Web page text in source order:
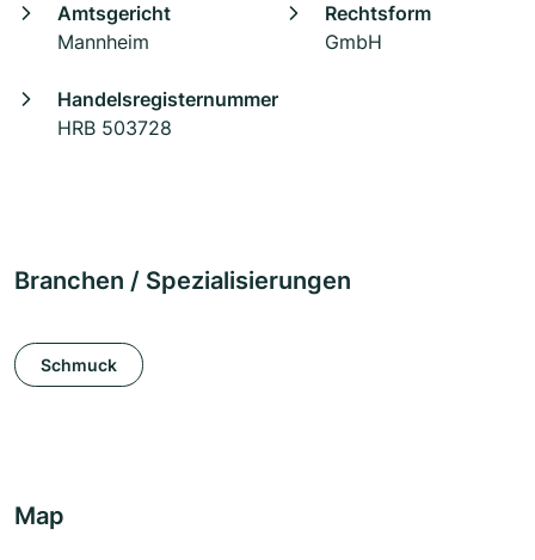
Amtsgericht
Mannheim
Rechtsform
GmbH
Handelsregisternummer
HRB 503728
Branchen / Spezialisierungen
Schmuck
Map